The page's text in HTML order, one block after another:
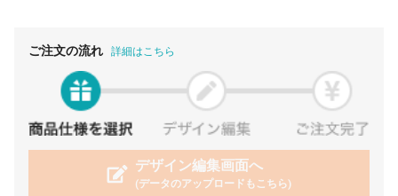
100 枚 ¥3,356
¥3,336 ¥1,009,690
¥1,672,000
ご注文の流れ 詳細はこちら
デザイン編集画面へ
(データのアップロードもこちら)